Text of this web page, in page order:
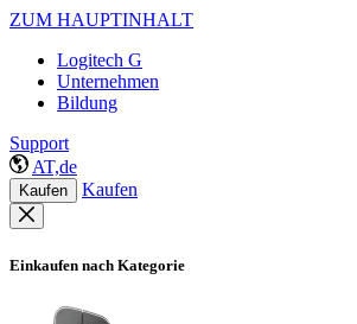
ZUM HAUPTINHALT
Logitech G
Unternehmen
Bildung
Support
AT,de
Kaufen Kaufen
Einkaufen nach Kategorie